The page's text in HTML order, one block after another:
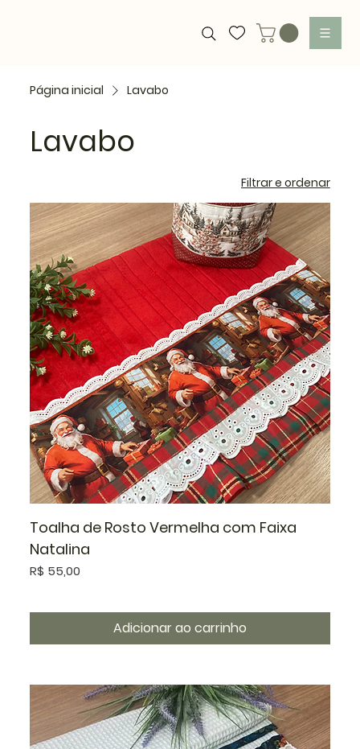
Página inicial Lavabo
Lavabo
Filtrar e ordenar
Toalha de Rosto Vermelha com Faixa
Natalina
Preço
R$ 55,00
Adicionar ao carrinho